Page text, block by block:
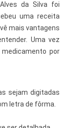
da Silva foi
uma receita
mais vantagens
Uma vez
por
sejam digitadas
letra de fôrma.